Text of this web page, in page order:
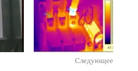
Следующее